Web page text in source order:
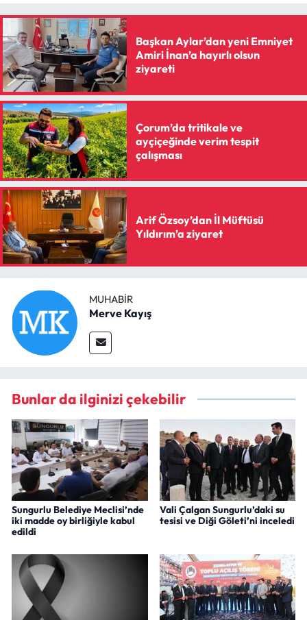
Başkan Aylar’dan yeni Emniyet
Amiri İnan’a hayırlı olsun
ziyareti
Çorum’da tritikale ve
ayçiçeğinde verim tespit
çalışması
Arif Özsoy’dan İl Müftüsü
Yıldırım’a ziyaret
MUHABIR
Merve Kayış
Bunlar da ilginizi çekebilir
Sungurlu Belediye Meclisi’nde
iki madde oy birliğiyle kabul
edildi
Vali Çalgan Sungurlu’daki su
tesisi ve Diği Göleti’ni inceledi
Spor
Sungurlu Haberleri
Turizm
Uğurludağ Haberleri
Yaşam
Yayla Haber
Yemek Tarifleri
Yerel Haberler